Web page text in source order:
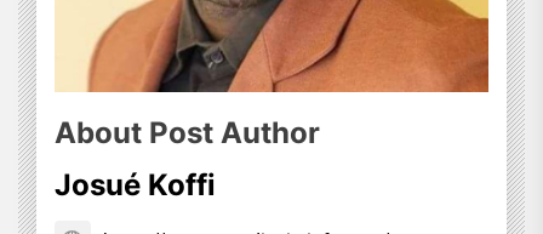
About Post Author
Josué Koffi